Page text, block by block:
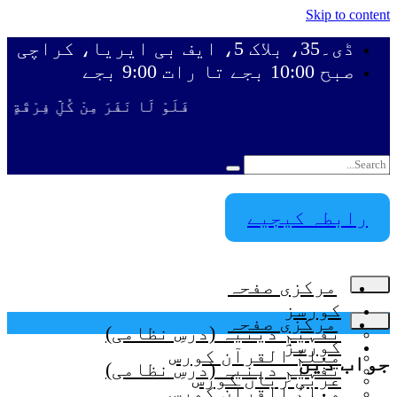
Skip to content
ڈی۔35، بلاک 5، ایف بی ایریا، کراچی
صبح 10:00 بجے تا رات 9:00 بجے
فَلَوْ لَا نَفَرَ مِنْ كُلِّ فِرْقَةٍ
رابطہ کیجیے
مرکزی صفحہ
کورسز
تفہیمِ دینیہ (درسِ نظامی)
معلمُ القرآن کورس
عربی زبان کورس
مرکزی صفحہ
کورسز
تفہیمِ دینیہ (درسِ نظامی)
معلمُ القرآن کورس
جواب دیں